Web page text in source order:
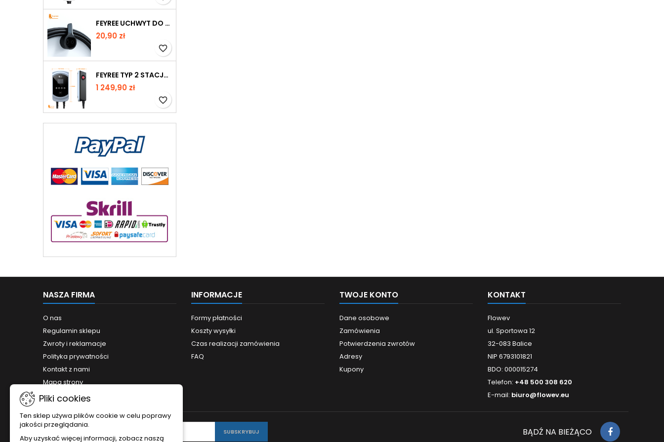
FEYREE UCHWYT DO MONTAŻU KABLA DO MOBILNEJ ŁADOWARKI EV
20,90 zł
favorite_border
FEYREE TYP 2 STACJA ŁADOWANIA WALLBOX 11KW 16A 3 FAZY WI-FI & RFID + UCHWYT GRATIS
1 249,90 zł
favorite_border
NASZA FIRMA
O nas
Regulamin sklepu
Zwroty i reklamacje
Polityka prywatności
Kontakt z nami
Mapa strony
INFORMACJE
Formy płatności
Koszty wysyłki
Czas realizacji zamówienia
FAQ
TWOJE KONTO
Dane osobowe
Zamówienia
Potwierdzenia zwrotów
Adresy
Kupony
KONTAKT
Flowev
ul. Sportowa 12
32-083 Balice
NIP 6793101821
BDO: 000015274
Telefon: +48 500 308 620
E-mail: biuro@flowev.eu
Pliki cookies
Ten sklep używa plików cookie w celu poprawy
jakości przeglądania.
Aby uzyskać więcej informacji, zobacz naszą
NEWSLETTER BĄDŹ NA BIEŻĄCO